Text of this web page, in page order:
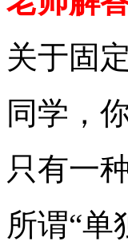
关于固
同学，
只有一
所谓“单